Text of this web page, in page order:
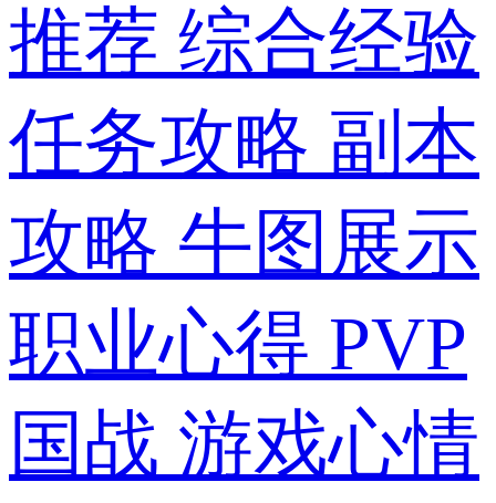
推荐 综合经验
任务攻略 副本
攻略 牛图展示
职业心得 PVP
国战 游戏心情